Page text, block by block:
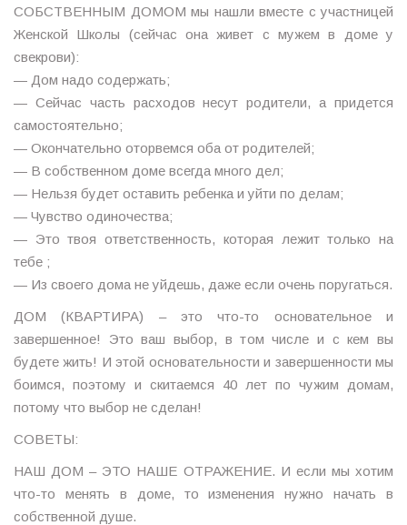
СОБСТВЕННЫМ ДОМОМ мы нашли вместе с участницей
Женской Школы (сейчас она живет с мужем в доме у
свекрови):
— Дом надо содержать;
— Сейчас часть расходов несут родители, а придется
самостоятельно;
— Окончательно оторвемся оба от родителей;
— В собственном доме всегда много дел;
— Нельзя будет оставить ребенка и уйти по делам;
— Чувство одиночества;
— Это твоя ответственность, которая лежит только на
тебе ;
— Из своего дома не уйдешь, даже если очень поругаться.
ДОМ (КВАРТИРА) – это что-то основательное и
завершенное! Это ваш выбор, в том числе и с кем вы
будете жить! И этой основательности и завершенности мы
боимся, поэтому и скитаемся 40 лет по чужим домам,
потому что выбор не сделан!
СОВЕТЫ:
НАШ ДОМ – ЭТО НАШЕ ОТРАЖЕНИЕ. И если мы хотим
что-то менять в доме, то изменения нужно начать в
собственной душе.